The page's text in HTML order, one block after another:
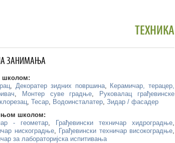
ТЕХНИКА
ЗАНИМАЊА
школом:
,Декоратер зидних површина, Керамичар, терацер,
, Монтер суве градње,
Руковалац грађевинске
, Тесар, Водоинсталатер, Зидар / фасадер
школом:
- геометар, Грађевински техничар хидроградње,
нискоградње, Грађевински техничар високоградње,
за лабораторијска испитивања